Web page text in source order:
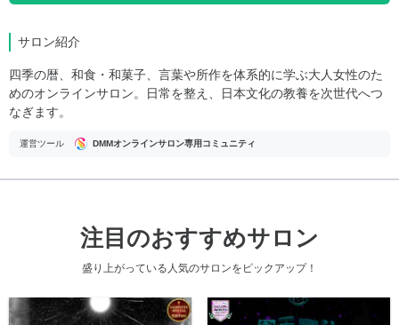
サロン紹介
四季の暦、和食・和菓子、言葉や所作を体系的に学ぶ大人女性のた
めのオンラインサロン。日常を整え、日本文化の教養を次世代へつ
なぎます。
運営ツール DMMオンラインサロン専用コミュニティ
注目のおすすめサロン
盛り上がっている人気のサロンをピックアップ！